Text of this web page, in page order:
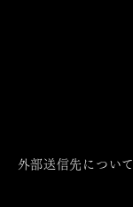
外部送信先について